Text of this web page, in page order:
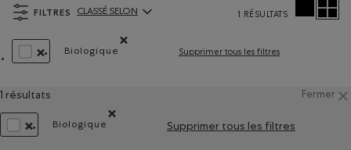
FILTRES
Biologique
Supprimer tous les filtres
ClassÃ© selon Articles:
CLASSÉ SELON 1 RÉSULTATS
1 résultats Fermer
Biologique
Supprimer le filtre Classé selon Composition :
Supprimer tous les filtres